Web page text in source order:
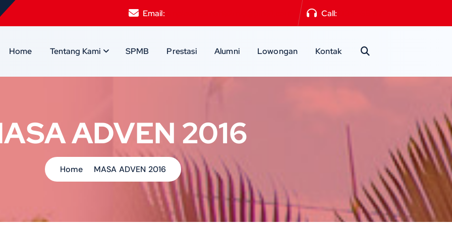
Email: Call:
Home Tentang Kami SPMB Prestasi Alumni Lowongan Kontak
ADVEN 2016
Home MASA ADVEN 2016